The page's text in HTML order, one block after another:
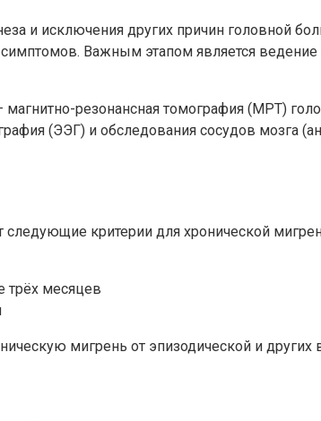
и исключения других причин головной
Важным этапом является
резонансная томография (МРТ)
(ЭЭГ) и обследования сосудов мозга
критерии для хронической
трёх месяцев
мигрень от эпизодической и других